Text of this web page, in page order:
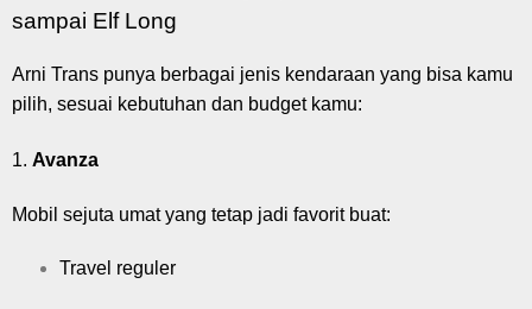
sampai Elf Long
Arni Trans punya berbagai jenis kendaraan yang bisa kamu
pilih, sesuai kebutuhan dan budget kamu:
1. Avanza
Mobil sejuta umat yang tetap jadi favorit buat:
Travel reguler